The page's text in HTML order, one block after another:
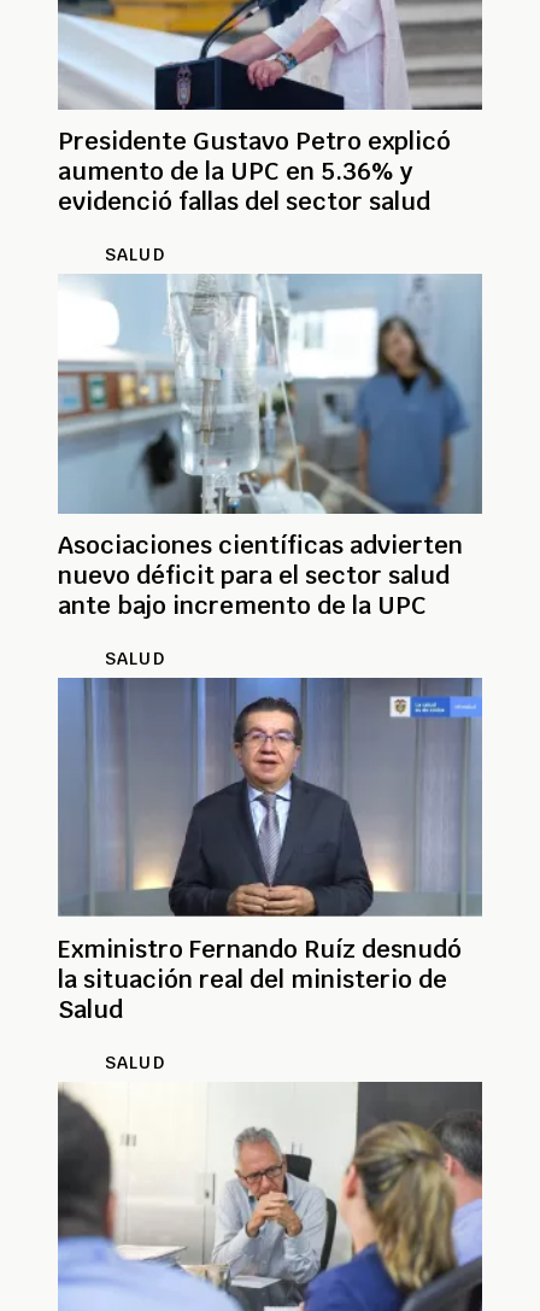
Presidente Gustavo Petro explicó
aumento de la UPC en 5.36% y
evidenció fallas del sector salud
SALUD
Asociaciones científicas advierten
nuevo déficit para el sector salud
ante bajo incremento de la UPC
SALUD
Exministro Fernando Ruíz desnudó
la situación real del ministerio de
Salud
SALUD